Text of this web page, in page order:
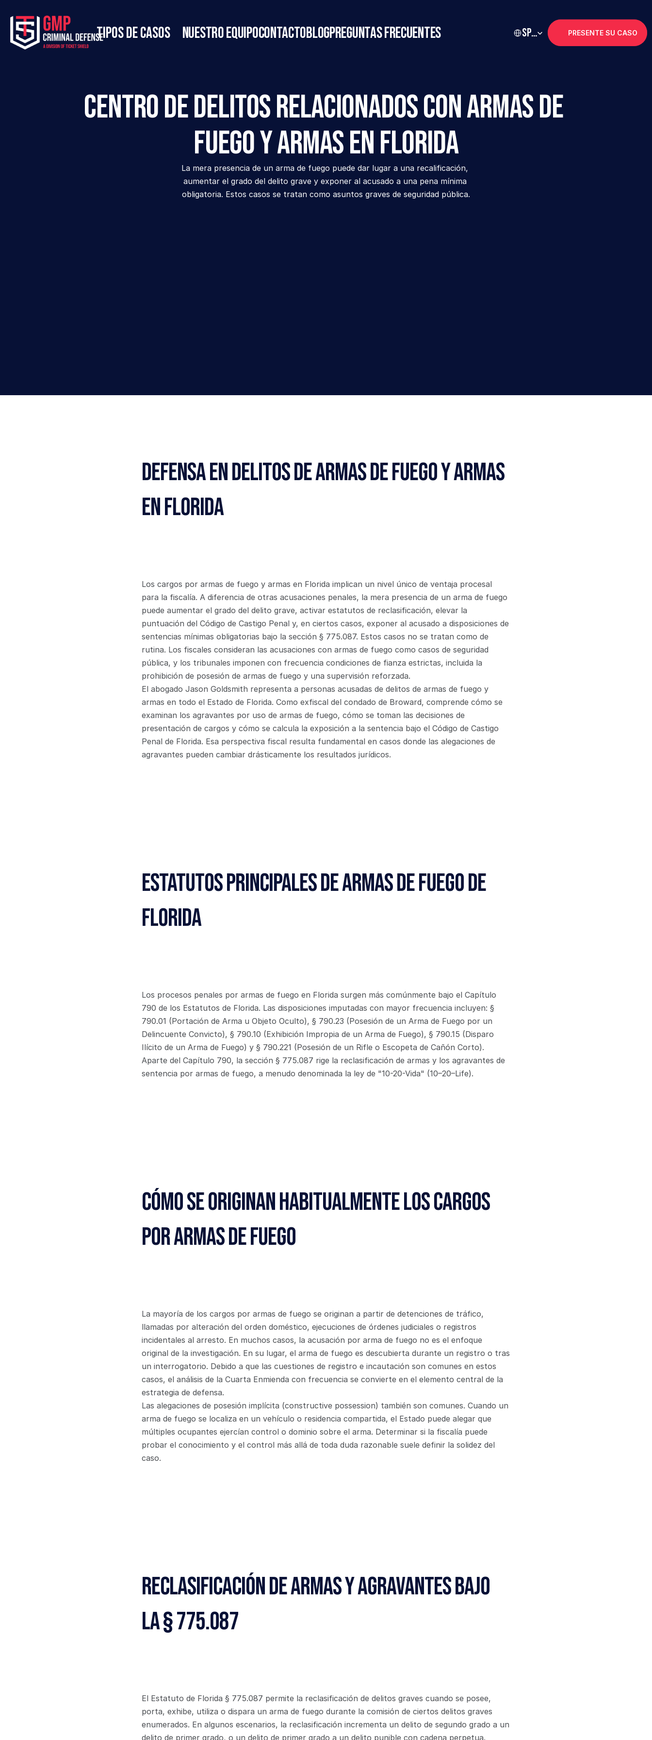
Tipos de casos Nuestro equipoContactoBlogPreguntas frecuentes
Select Language
Spanish PRESENTE SU CASO
Centro de Delitos Relacionados con Armas de
Fuego y Armas en Florida
La mera presencia de un arma de fuego puede dar lugar a una recalificación,
aumentar el grado del delito grave y exponer al acusado a una pena mínima
obligatoria. Estos casos se tratan como asuntos graves de seguridad pública.
Defensa en Delitos de Armas de Fuego y Armas
en Florida
Los cargos por armas de fuego y armas en Florida implican un nivel único de ventaja procesal
para la fiscalía. A diferencia de otras acusaciones penales, la mera presencia de un arma de fuego
puede aumentar el grado del delito grave, activar estatutos de reclasificación, elevar la
puntuación del Código de Castigo Penal y, en ciertos casos, exponer al acusado a disposiciones de
sentencias mínimas obligatorias bajo la sección § 775.087. Estos casos no se tratan como de
rutina. Los fiscales consideran las acusaciones con armas de fuego como casos de seguridad
pública, y los tribunales imponen con frecuencia condiciones de fianza estrictas, incluida la
prohibición de posesión de armas de fuego y una supervisión reforzada.
El abogado Jason Goldsmith representa a personas acusadas de delitos de armas de fuego y
armas en todo el Estado de Florida. Como exfiscal del condado de Broward, comprende cómo se
examinan los agravantes por uso de armas de fuego, cómo se toman las decisiones de
presentación de cargos y cómo se calcula la exposición a la sentencia bajo el Código de Castigo
Penal de Florida. Esa perspectiva fiscal resulta fundamental en casos donde las alegaciones de
agravantes pueden cambiar drásticamente los resultados jurídicos.
Estatutos Principales de Armas de Fuego de
Florida
Los procesos penales por armas de fuego en Florida surgen más comúnmente bajo el Capítulo
790 de los Estatutos de Florida. Las disposiciones imputadas con mayor frecuencia incluyen: §
790.01 (Portación de Arma u Objeto Oculto), § 790.23 (Posesión de un Arma de Fuego por un
Delincuente Convicto), § 790.10 (Exhibición Impropia de un Arma de Fuego), § 790.15 (Disparo
Ilícito de un Arma de Fuego) y § 790.221 (Posesión de un Rifle o Escopeta de Cañón Corto).
Aparte del Capítulo 790, la sección § 775.087 rige la reclasificación de armas y los agravantes de
sentencia por armas de fuego, a menudo denominada la ley de "10-20-Vida" (10–20–Life).
Cómo se Originan Habitualmente los Cargos
por Armas de Fuego
La mayoría de los cargos por armas de fuego se originan a partir de detenciones de tráfico,
llamadas por alteración del orden doméstico, ejecuciones de órdenes judiciales o registros
incidentales al arresto. En muchos casos, la acusación por arma de fuego no es el enfoque
original de la investigación. En su lugar, el arma de fuego es descubierta durante un registro o tras
un interrogatorio. Debido a que las cuestiones de registro e incautación son comunes en estos
casos, el análisis de la Cuarta Enmienda con frecuencia se convierte en el elemento central de la
estrategia de defensa.
Las alegaciones de posesión implícita (constructive possession) también son comunes. Cuando un
arma de fuego se localiza en un vehículo o residencia compartida, el Estado puede alegar que
múltiples ocupantes ejercían control o dominio sobre el arma. Determinar si la fiscalía puede
probar el conocimiento y el control más allá de toda duda razonable suele definir la solidez del
caso.
Reclasificación de Armas y Agravantes bajo
la § 775.087
El Estatuto de Florida § 775.087 permite la reclasificación de delitos graves cuando se posee,
porta, exhibe, utiliza o dispara un arma de fuego durante la comisión de ciertos delitos graves
enumerados. En algunos escenarios, la reclasificación incrementa un delito de segundo grado a un
delito de primer grado, o un delito de primer grado a un delito punible con cadena perpetua.